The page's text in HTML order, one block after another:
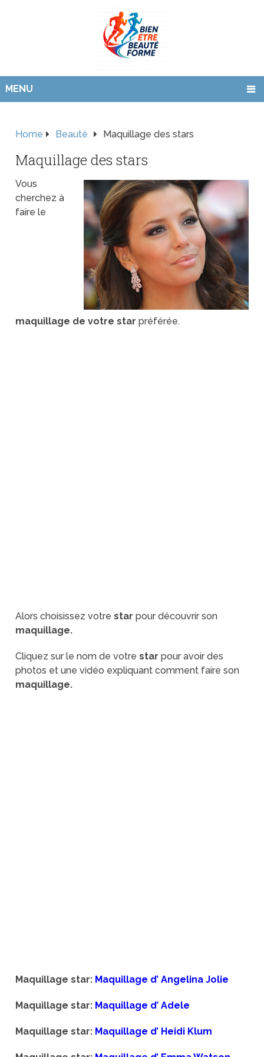
MENU
Home Beauté Maquillage des stars
Maquillage des stars
Vous
cherchez à
faire le
maquillage de votre star préférée.
Alors choisissez votrestar pour découvrir son
maquillage.
Cliquez sur le nom de votrestar pour avoir des
photos et une vidéo expliquant comment faire son
maquillage.
Maquillage star: Maquillage d’ Angelina Jolie
Maquillage star: Maquillage d’ Adele
Maquillage star: Maquillage d’ Heidi Klum